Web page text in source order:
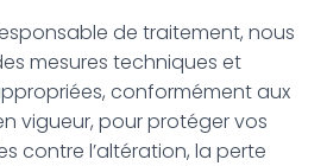
de traitement, nous
mesures techniques et
conformément aux
vigueur, pour protéger vos
contre l’altération, la perte